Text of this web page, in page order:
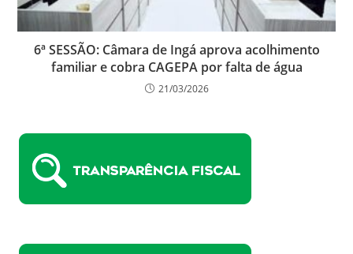
6ª SESSÃO: Câmara de Ingá aprova acolhimento
familiar e cobra CAGEPA por falta de água
21/03/2026